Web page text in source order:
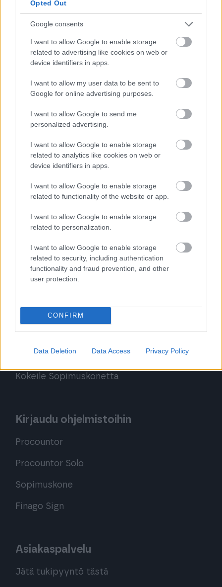
Opted Out
Google consents
I want to allow Google to enable storage
related to advertising like cookies on web or
device identifiers in apps.
I want to allow my user data to be sent to
Google for online advertising purposes.
I want to allow Google to send me
personalized advertising.
I want to allow Google to enable storage
related to analytics like cookies on web or
device identifiers in apps.
I want to allow Google to enable storage
related to functionality of the website or app.
I want to allow Google to enable storage
related to personalization.
I want to allow Google to enable storage
related to security, including authentication
functionality and fraud prevention, and other
user protection.
CONFIRM
Data Deletion Data Access Privacy Policy
Takaisin etusivulle
Procountor
Procountor Solo
Finago Sign
Procountor Tallennus
Procountor Toiminnanohjaus
Tutustu ohjelmistoihin
Tutustu Procountoriin
Tutustu Procountor Soloon
Kokeile Sopimuskonetta
Kirjaudu ohjelmistoihin
Procountor
Procountor Solo
Sopimuskone
Finago Sign
Asiakaspalvelu
Jätä tukipyyntö tästä